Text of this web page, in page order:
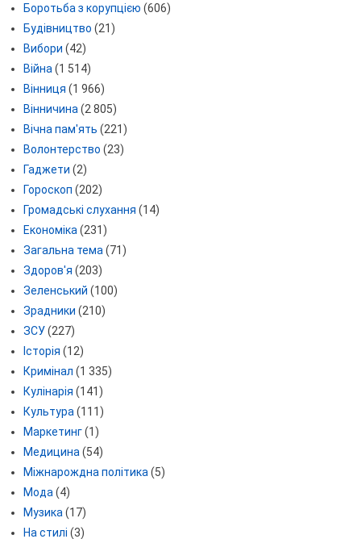
Боротьба з корупцією (606)
Будівництво (21)
Вибори (42)
Війна (1 514)
Вінниця (1 966)
Вінничина (2 805)
Вічна пам'ять (221)
Волонтерство (23)
Гаджети (2)
Гороскоп (202)
Громадські слухання (14)
Економіка (231)
Загальна тема (71)
Здоров'я (203)
Зеленський (100)
Зрадники (210)
ЗСУ(227)
Історія (12)
Кримінал (1 335)
Кулінарія (141)
Культура (111)
Маркетинг(1)
Медицина (54)
Міжнарождна політика (5)
Мода (4)
Музика (17)
На стилі (3)